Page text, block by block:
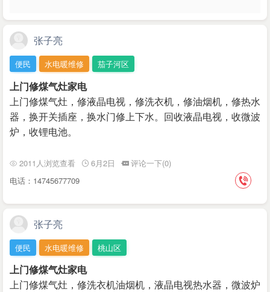
张子亮
便民 水电暖维修 茄子河区
上门修煤气灶家电
上门修煤气灶，修液晶电视，修洗衣机，修油烟机，修热水
器，换开关插座，换水门修上下水。回收液晶电视，收微波
炉，收锂电池。
2011人浏览查看 6月2日
评论一下(0)
电话：14745677709
张子亮
便民 水电暖维修 桃山区
上门修煤气灶家电
上门修煤气灶，修洗衣机油烟机，液晶电视热水器，微波炉